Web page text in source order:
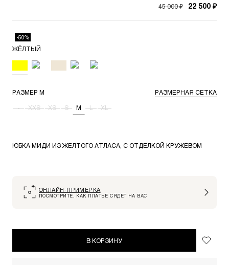
22 500 ₽
45 000 ₽
-50%
ЮБКА МИДИ ИЗ ЖЕЛТОГО АТЛАСА, С ОТДЕЛКОЙ КРУЖЕВОМ
ЖЁЛТЫЙ
ОНЛАЙН-ПРИМЕРКА
ПОСМОТРИТЕ, КАК ПЛАТЬЕ СЯДЕТ НА ВАС
В КОРЗИНУ
РАЗМЕР M РАЗМЕРНАЯ СЕТКА
- XXS XS S M L XL